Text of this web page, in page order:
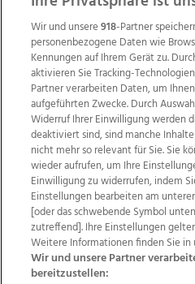
Wir über uns
Datenschutz
Impressum
AGB Website
Wir und unsere918-Partner
personenbezogene Daten wie
Kennungen auf Ihrem Gerät zu.
aktivieren Sie Tracking-
Partner verarbeiten Daten, um
aufgeführten Zwecke. Durch
Widerruf Ihrer Einwilligung werden
deaktiviert sind, sind manche
nicht mehr so relevant für Sie. Sie
wieder aufrufen, um Ihre
Einwilligung zu widerrufen, indem
Einstellungen bearbeiten am
[oder das schwebende Symbol
zutreffend]. Ihre Einstellungen
Weitere Informationen finden Sie in
Wir und unsere Partner
bereitzustellen: